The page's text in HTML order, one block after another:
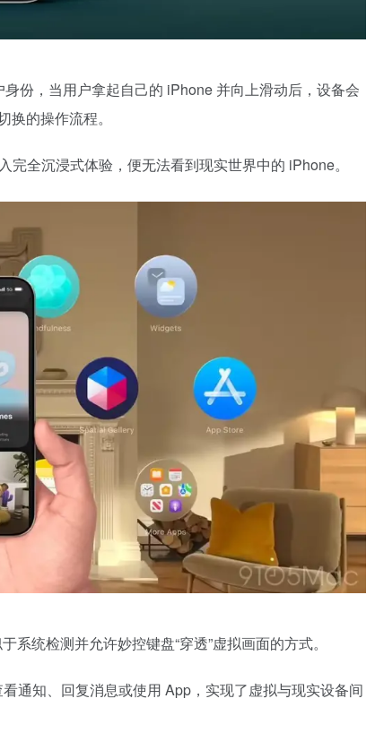
份，当用户拿起自己的 iPhone 并向上滑动后，设备会
的操作流程。
全沉浸式体验，便无法看到现实世界中的 iPhone。
统检测并允许妙控键盘“穿透”虚拟画面的方式。
通知、回复消息或使用 App，实现了虚拟与现实设备间